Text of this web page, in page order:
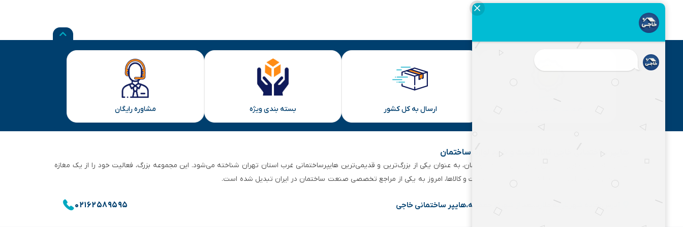
ارسال به کل کشور بسته بندی ویژه مشاوره رایگان
هایپر ساختمانی خاجی‌ کالا | قیمت و خرید لوازم ساختمان
هایپر ساختمانی خاجی‌ با بیش از ۵۰ سال سابقه‌ درخشان، به عنوان یکی از بزرگ‌ترین و قدیمی‌ترین هایپرساختمانی‌ غرب استان تهران شناخته می‌شود. این مجموعه بزرگ، فعالیت خود را از یک مغازه
ابزارفروشی کوچک آغاز کرد و با گسترش تدریجی خدمات و کالاها، امروز به یکی از مراجع تخصصی صنعت ساختمان در ایران تبدیل شده است.
آدرس:جاده شهریار به ملارد،بعد از شهرک جعفریه،هایپر ساختمانی خاجی ۰۲۱۶۲۵۸۹۵۹۵